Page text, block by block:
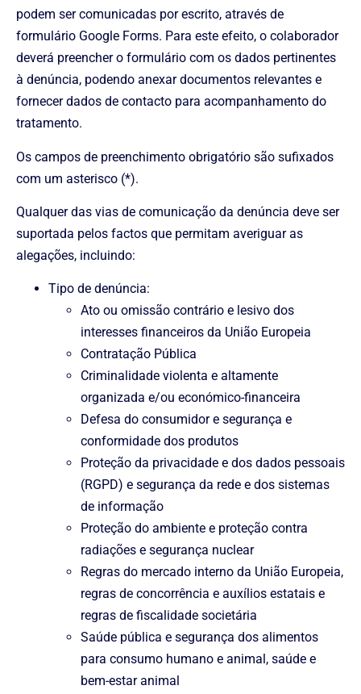
podem ser comunicadas por escrito, através de
formulário Google Forms. Para este efeito, o colaborador
deverá preencher o formulário com os dados pertinentes
à denúncia, podendo anexar documentos relevantes e
fornecer dados de contacto para acompanhamento do
tratamento.
Os campos de preenchimento obrigatório são sufixados
com um asterisco (*).
Qualquer das vias de comunicação da denúncia deve ser
suportada pelos factos que permitam averiguar as
alegações, incluindo:
Tipo de denúncia:
Ato ou omissão contrário e lesivo dos
interesses financeiros da União Europeia
Contratação Pública
Criminalidade violenta e altamente
organizada e/ou económico-financeira
Defesa do consumidor e segurança e
conformidade dos produtos
Proteção da privacidade e dos dados pessoais
(RGPD) e segurança da rede e dos sistemas
de informação
Proteção do ambiente e proteção contra
radiações e segurança nuclear
Regras do mercado interno da União Europeia,
regras de concorrência e auxílios estatais e
regras de fiscalidade societária
Saúde pública e segurança dos alimentos
para consumo humano e animal, saúde e
bem-estar animal